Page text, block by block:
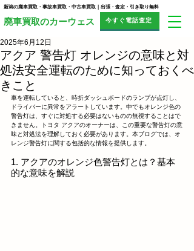
今すぐ電話査定
​廃車買取のカーウェス
新潟の廃車買取・事故車買取・中古車買取｜出張・査定・引き取り無料
アクア 警告灯 オレンジの意味と対
処法安全運転のために知っておくべ
きこと
2025年6月12日
車を運転していると、時折ダッシュボードのランプが点灯し、
ドライバーに異常をアラートしています。中でもオレンジ色の
警告灯は、すぐに対処する必要はないものの無視することはで
きません。トヨタ アクアのオーナーは、この重要な警告灯の意
味と対処法を理解しておく必要があります。本ブログでは、オ
レンジ警告灯に関する包括的な情報を提供します。
1. アクアのオレンジ色警告灯とは？基本
的な意味を解説